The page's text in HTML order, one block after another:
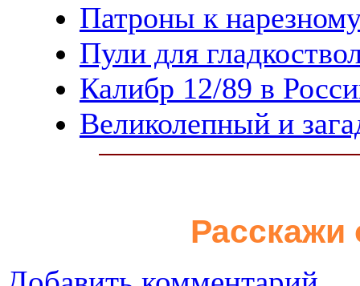
Патроны к
Пули для
Калибр 12/89 в
Великолепный и
Расскажи